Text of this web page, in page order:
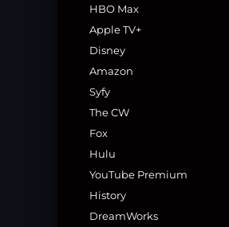
HBO Max
Apple TV+
Disney
Amazon
Syfy
The CW
Fox
Hulu
YouTube Premium
History
DreamWorks